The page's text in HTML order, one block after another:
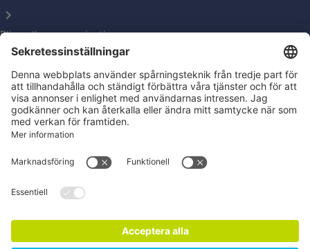
Bli medlemsorganisation
Ge en gåva
Följ oss på sociala medier
Nyhetsbrev